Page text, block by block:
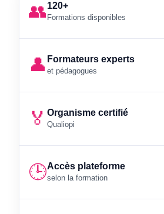
👥120+
Formations disponibles
👤 Formateurs experts
et pédagogues
🏅 Organisme certifié
Qualiopi
🕒Accès plateforme
selon la formation